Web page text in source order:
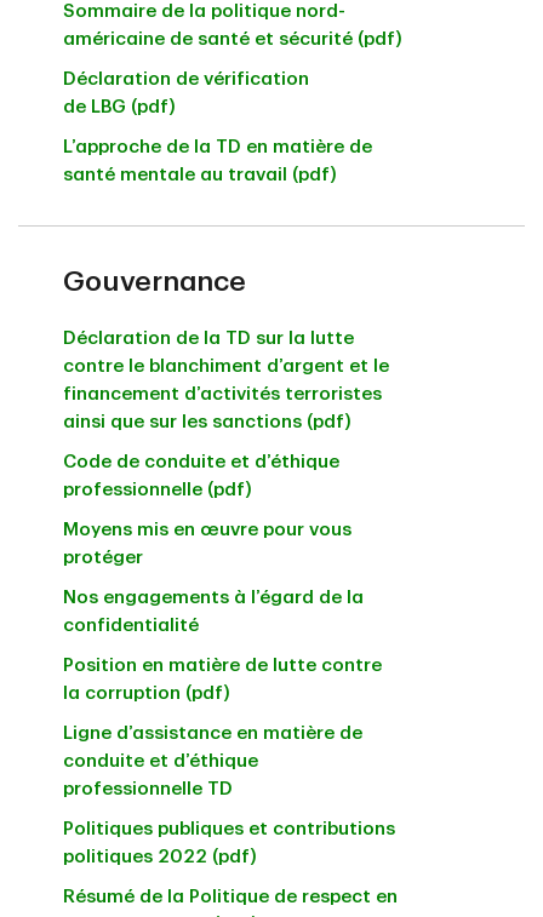
Sommaire de la politique nord-
américaine de santé et sécurité (pdf)
Déclaration de vérification
de LBG (pdf)
L’approche de la TD en matière de
santé mentale au travail (pdf)
Gouvernance
Déclaration de la TD sur la lutte
contre le blanchiment d’argent et le
financement d’activités terroristes
ainsi que sur les sanctions (pdf)
Code de conduite et d’éthique
professionnelle (pdf)
Moyens mis en œuvre pour vous
protéger
Nos engagements à l’égard de la
confidentialité
Position en matière de lutte contre
la corruption (pdf)
Ligne d’assistance en matière de
conduite et d’éthique
professionnelle TD
Politiques publiques et contributions
politiques 2022 (pdf)
Résumé de la Politique de respect en